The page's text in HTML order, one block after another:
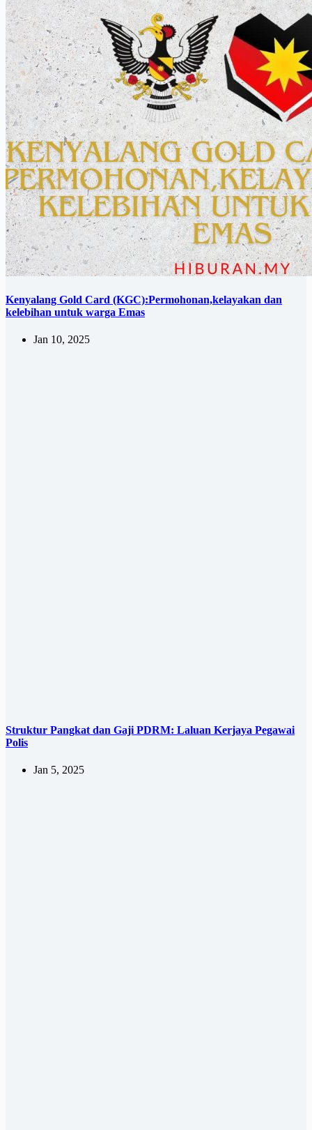
Kenyalang Gold Card (KGC):Permohonan,kelayakan dan
kelebihan untuk warga Emas
Jan 10, 2025
Struktur Pangkat dan Gaji PDRM: Laluan Kerjaya Pegawai
Polis
Jan 5, 2025